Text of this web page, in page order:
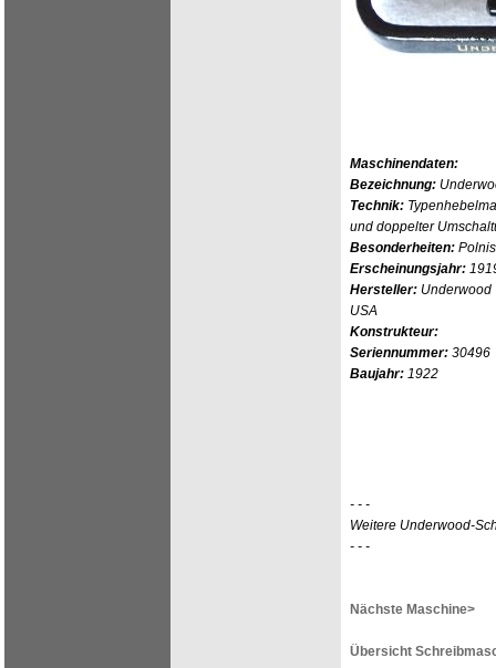
Maschinendaten:
Bezeichnung:
Technik:
und doppelter
Besonderheiten:
Erscheinungsjahr:
Hersteller: Underwood
USA
Konstrukteur:
Seriennummer: 30496
Baujahr: 1922
- - -
Weitere Underwood-
- - -
Nächste Maschine>
Übersicht